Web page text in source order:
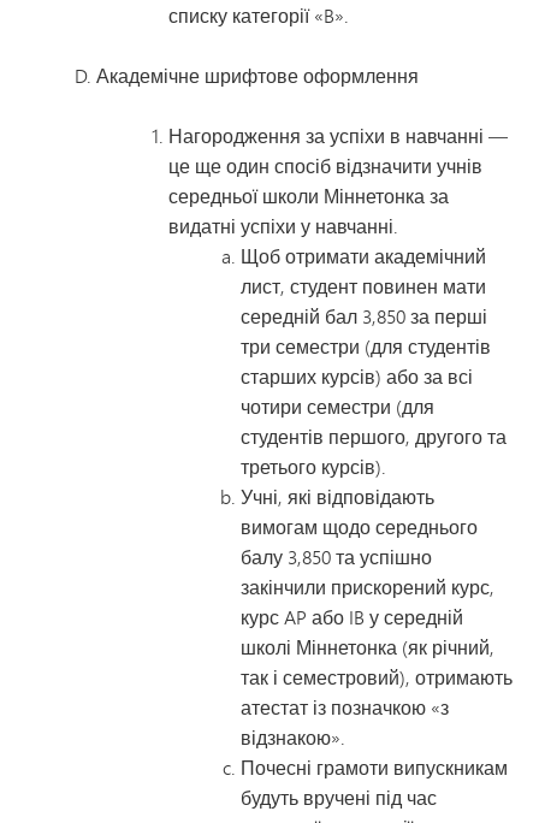
списку категорії «B».
Академічне шрифтове оформлення
Нагородження за успіхи в навчанні —
це ще один спосіб відзначити учнів
середньої школи Міннетонка за
видатні успіхи у навчанні.
Щоб отримати академічний
лист, студент повинен мати
середній бал 3,850 за перші
три семестри (для студентів
старших курсів) або за всі
чотири семестри (для
студентів першого, другого та
третього курсів).
Учні, які відповідають
вимогам щодо середнього
балу 3,850 та успішно
закінчили прискорений курс,
курс AP або IB у середній
школі Міннетонка (як річний,
так і семестровий), отримають
атестат із позначкою «з
відзнакою».
Почесні грамоти випускникам
будуть вручені під час